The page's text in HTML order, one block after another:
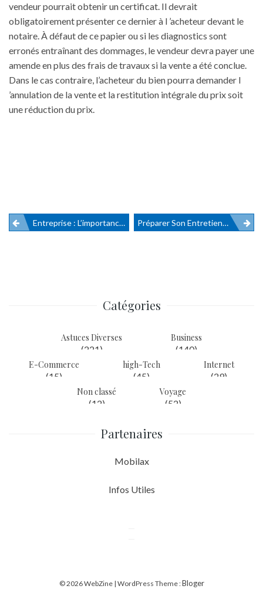
vendeur pourrait obtenir un certificat. Il devrait
obligatoirement présenter ce dernier à l ’acheteur devant le
notaire. À défaut de ce papier ou si les diagnostics sont
erronés entraînant des dommages, le vendeur devra payer une
amende en plus des frais de travaux si la vente a été conclue.
Dans le cas contraire, l’acheteur du bien pourra demander l
’annulation de la vente et la restitution intégrale du prix soit
une réduction du prix.
Navigation
Entreprise : L’importance D’investir Dans Des Produits Bio Et Éthiques Préparer Son Entretien De Crédit Professionnel Afin D’optimiser Ses Chances
Catégories
Astuces Diverses
(221)
Business
(140)
E-Commerce
(15)
high-Tech
(45)
Internet
(29)
Non classé
(12)
Voyage
(52)
Partenaires
Mobilax
Infos Utiles
© 2026 WebZine | WordPress Theme :Bloger